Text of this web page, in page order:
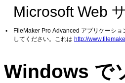
Microsoft Web
•
FileMaker Pro Advanced アプリケーシ
してください。これは http://
Windows で